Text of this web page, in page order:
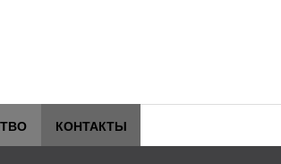
КОНТАКТЫ